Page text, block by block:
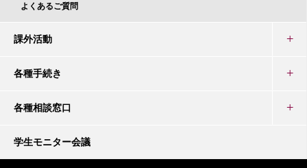
よくあるご質問
課外活動
各種手続き
各種相談窓口
学生モニター会議